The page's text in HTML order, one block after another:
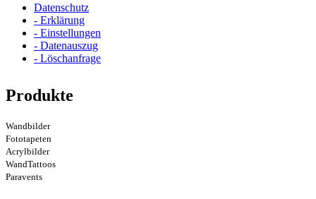
Datenschutz
- Erklärung
- Einstellungen
- Datenauszug
- Löschanfrage
Produkte
Wandbilder
Fototapeten
Acrylbilder
WandTattoos
Paravents